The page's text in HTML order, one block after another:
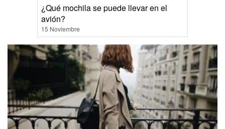
¿Qué mochila se puede llevar en el
avión?
15 Noviembre